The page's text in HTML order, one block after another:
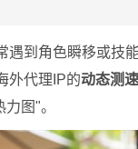
到角色瞬移或技
外代理IP的动态测
图"。